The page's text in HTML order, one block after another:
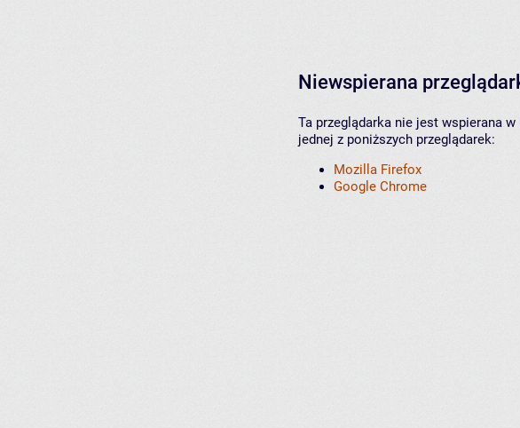
Niewspierana
Ta przeglądarka nie jest wspierana
jednej z poniższych przeglądarek:
Mozilla Firefox
Google Chrome